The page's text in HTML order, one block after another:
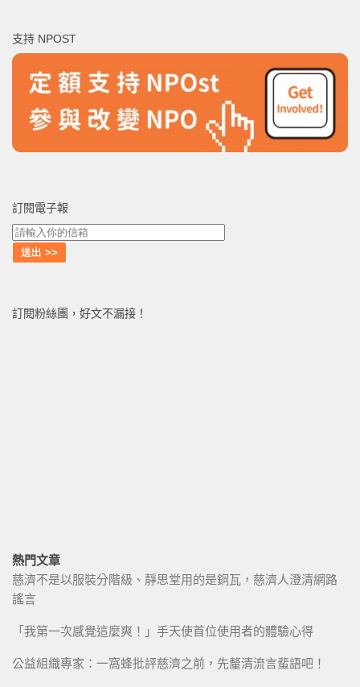
字:
支持 NPOST
訂閱電子報
訂閱粉絲團，好文不漏接！
熱門文章
慈濟不是以服裝分階級、靜思堂用的是銅瓦，慈濟人澄清網路
謠言
「我第一次感覺這麼爽！」手天使首位使用者的體驗心得
公益組織專家：一窩蜂批評慈濟之前，先釐清流言蜚語吧！